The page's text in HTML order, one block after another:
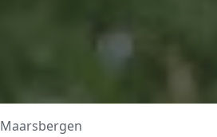
Maarsbergen